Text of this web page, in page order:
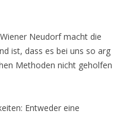
Neudorf macht die
ist, dass es bei uns so arg
Methoden nicht geholfen
Entweder eine